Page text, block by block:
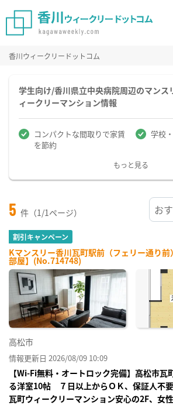
香川ウィークリードットコム
学生向け/香川県立中央病院周辺のマンス
ィークリーマンション情報
コンパクトな間取りで家賃
を節約
学校
もっと見る
5 件（1/1ページ）
割引キャンペーン
Kマンスリー香川瓦町駅前（フェリー通り前
部屋】(No.714748)
高松市
情報更新日 2026/08/09 10:09
【Wi-Fi無料・オートロック完備】高松市瓦
る洋室10帖 ７日以上からＯＫ、保証人不
瓦町ウィークリーマンション安心の2F、